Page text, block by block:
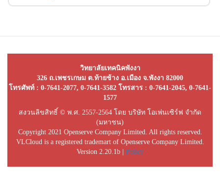
วิทยาลัยเทคนิคพังงา
326 ถ.เพชรเกษม ต.ท้ายช้าง อ.เมือง จ.พังงา 82000
โทรศัพท์ : 0-7641-2077, 0-7641-3582 โทรสาร : 0-7641-2045, 0-7641-
1577
สงวนลิขสิทธิ์ © พ.ศ. 2557-2564 โดย บริษัท โอเพ่นเซิร์ฟ จำกัด
(มหาชน)
Copyright 2021 Openserve Company Limited. All rights reserved.
VLCloud is a registered trademart of Openserve Company Limited.
Version 2.20.1b | Policy